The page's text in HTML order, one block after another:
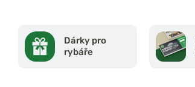
Dárky pro
rybáře